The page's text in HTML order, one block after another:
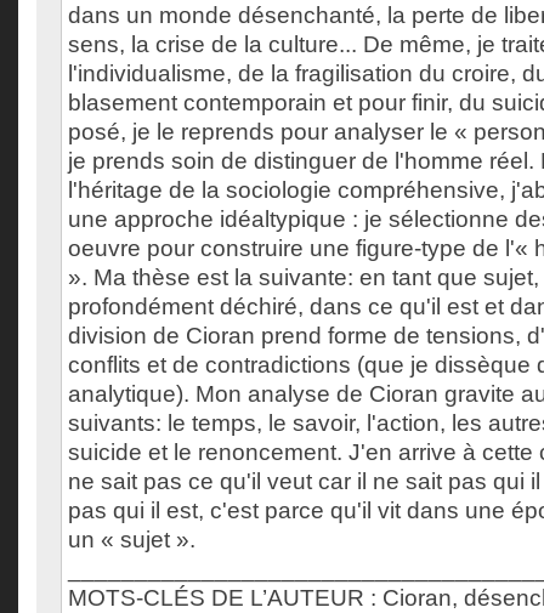
dans un monde désenchanté, la perte de
sens, la crise de la culture... De même, je
l'individualisme, de la fragilisation du croire,
blasement contemporain et pour finir, du
posé, je le reprends pour analyser le «
je prends soin de distinguer de l'homme réel.
l'héritage de la sociologie compréhensive,
une approche idéaltypique : je sélectionne
oeuvre pour construire une figure-type de l'«
». Ma thèse est la suivante: en tant que
profondément déchiré, dans ce qu'il est et
division de Cioran prend forme de tensions,
conflits et de contradictions (que je dissèque
analytique). Mon analyse de Cioran gravite
suivants: le temps, le savoir, l'action, les
suicide et le renoncement. J'en arrive à cette
ne sait pas ce qu'il veut car il ne sait pas qui
pas qui il est, c'est parce qu'il vit dans une
un « sujet ».
MOTS-CLÉS DE L’AUTEUR : Cioran,